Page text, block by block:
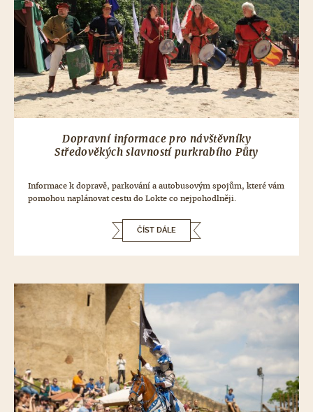
Dopravní informace pro návštěvníky
Středověkých slavností purkrabího Půty
Informace k dopravě, parkování a autobusovým spojům, které vám
pomohou naplánovat cestu do Lokte co nejpohodlněji.
ČÍST DÁLE